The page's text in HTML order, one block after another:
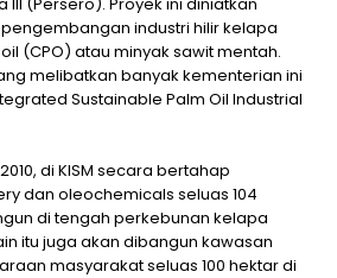
industri hilir kelapa
(CPO) atau minyak sawit mentah.
melibatkan banyak kementerian ini
Sustainable Palm Oil Industrial
di KISM secara bertahap
dan oleochemicals seluas 104
di tengah perkebunan kelapa
itu juga akan dibangun kawasan
masyarakat seluas 100 hektar di